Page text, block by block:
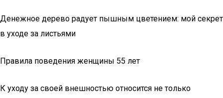
Денежное дерево радует пышным цветением: мой секрет
в уходе за листьями
Правила поведения женщины 55 лет
К уходу за своей внешностью относится не только